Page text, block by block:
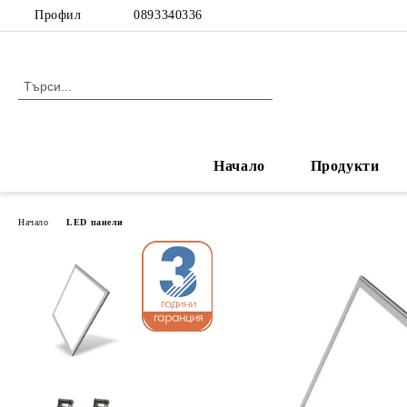
Профил 0893340336
Начало Продукти
Начало LED панели